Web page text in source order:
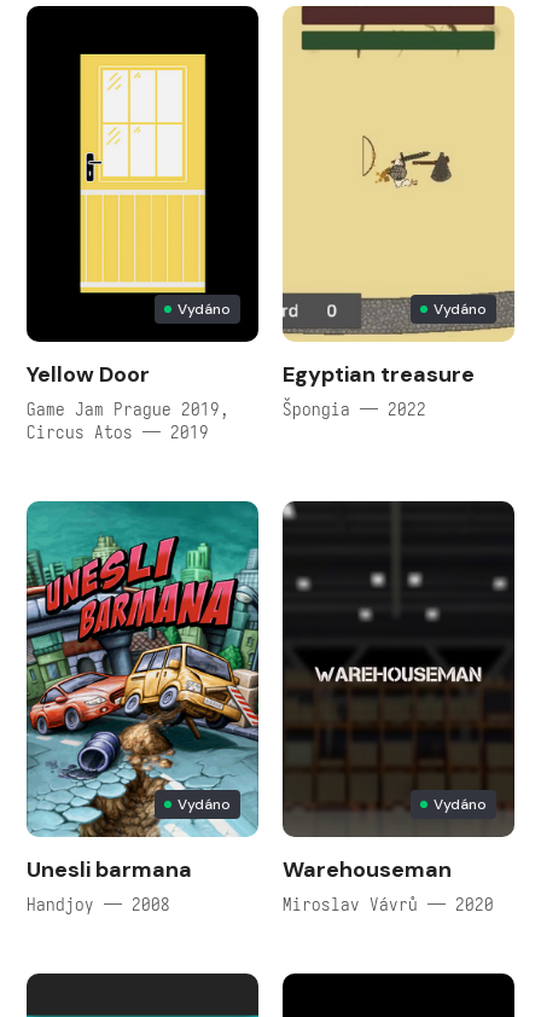
Vydáno
Yellow Door
Game Jam Prague 2019,
Circus Atos — 2019
Vydáno
Egyptian treasure
Špongia — 2022
Vydáno
Unesli barmana
Handjoy — 2008
Vydáno
Warehouseman
Miroslav Vávrů — 2020